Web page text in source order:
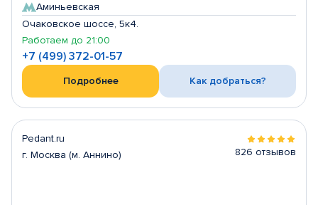
Аминьевская
Очаковское шоссе, 5к4.
Работаем до 21:00
+7 (499) 372-01-57
Подробнее Как добраться?
Pedant.ru
г. Москва (м. Аннино)
826 отзывов